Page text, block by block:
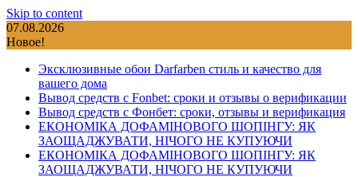
Skip to content
07.08.2026
Новое!
Эксклюзивные обои Darfarben стиль и качество для
вашего дома
Вывод средств с Fonbet: сроки и отзывы о верификации
Вывод средств с Фонбет: сроки, отзывы и верификация
ЕКОНОМІКА ДОФАМІНОВОГО ШОПІНГУ: ЯК
ЗАОЩАДЖУВАТИ, НІЧОГО НЕ КУПУЮЧИ
ЕКОНОМІКА ДОФАМІНОВОГО ШОПІНГУ: ЯК
ЗАОЩАДЖУВАТИ, НІЧОГО НЕ КУПУЮЧИ